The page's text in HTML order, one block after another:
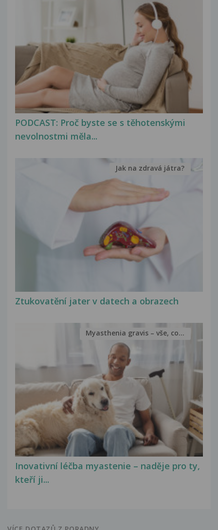
PODCAST: Proč byste se s těhotenskými
nevolnostmi měla...
Ztukovatění jater v datech a obrazech
Jak na zdravá játra?
Inovativní léčba myastenie – naděje pro ty,
kteří ji...
Myasthenia gravis – vše, co...